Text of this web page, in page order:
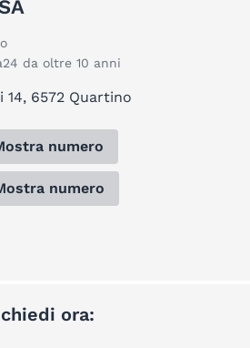
da oltre 10 anni
14, 6572 Quartino
numero
numero
ora: